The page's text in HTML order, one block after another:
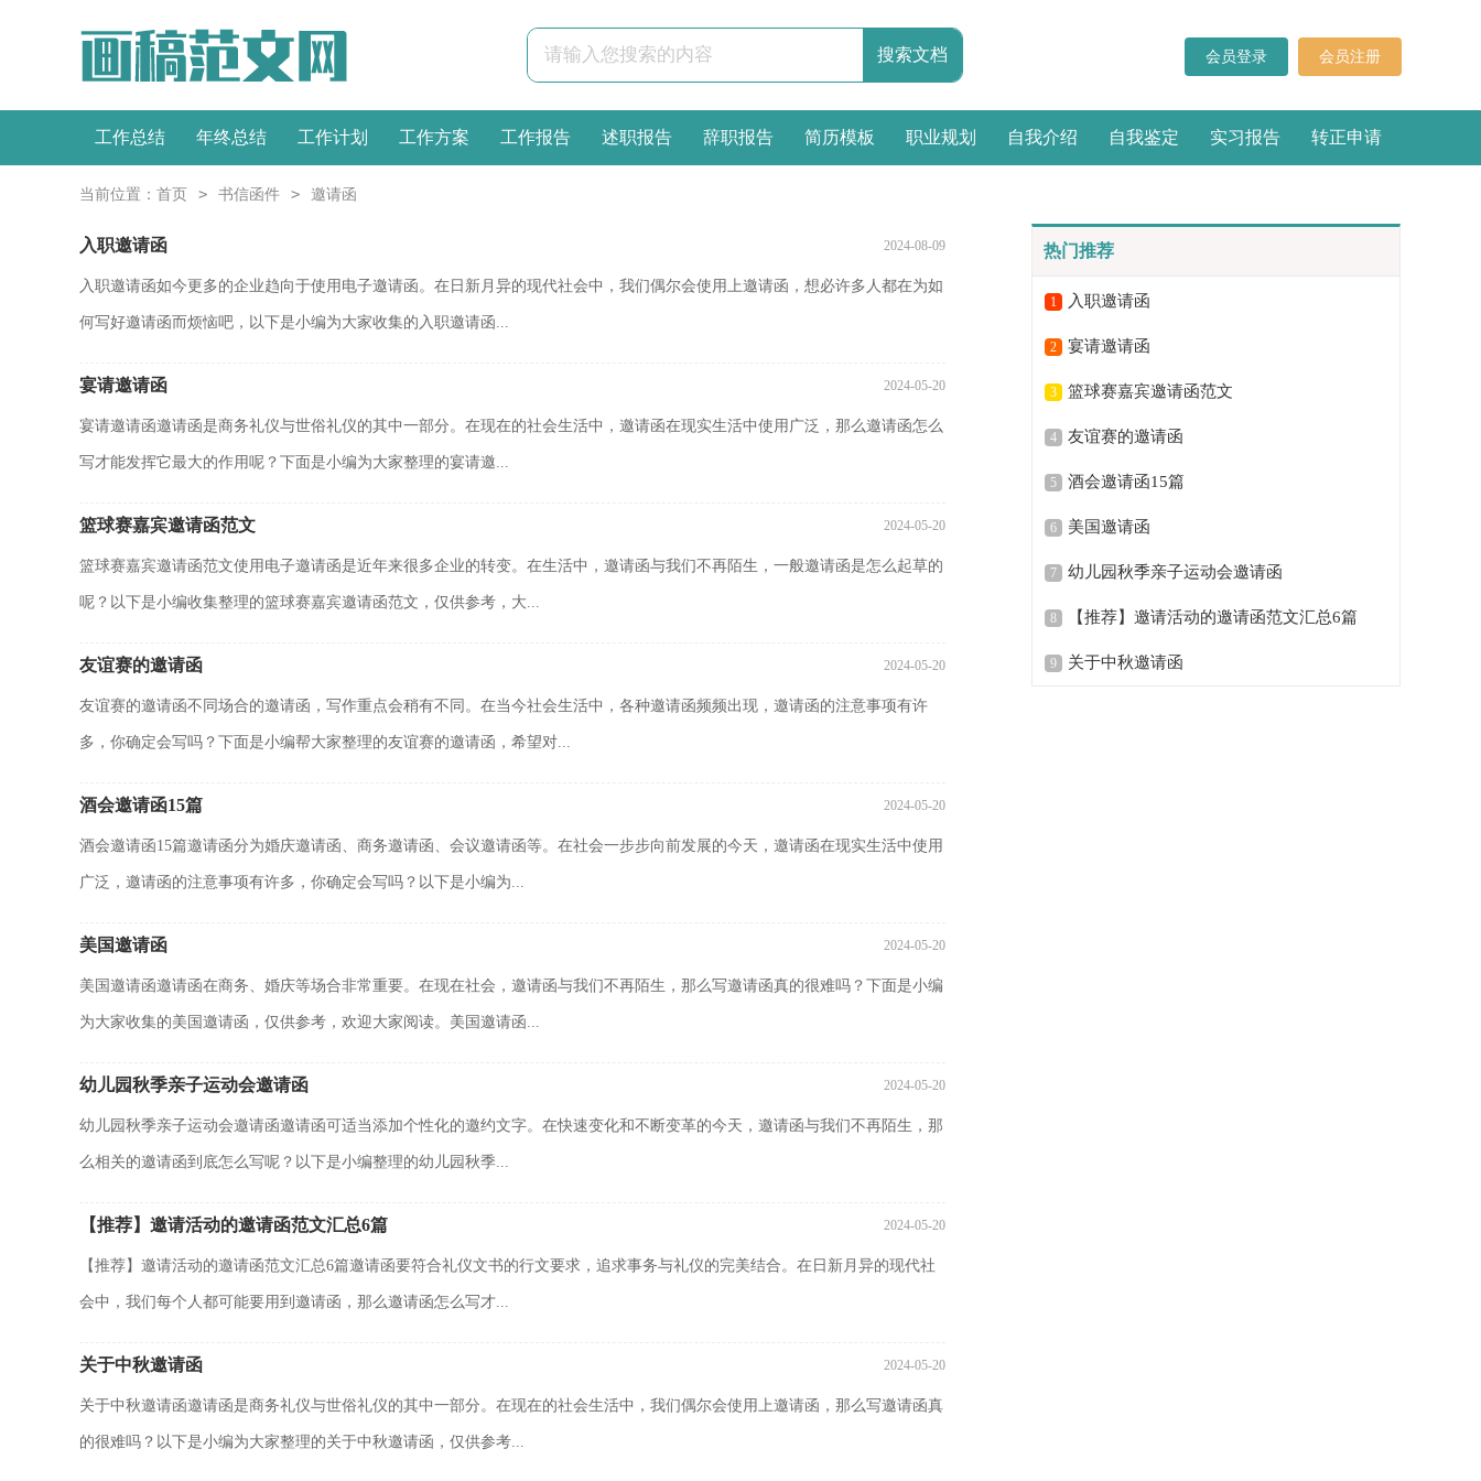
会员登录 会员注册
工作总结 年终总结 工作计划 工作方案 工作报告 述职报告 辞职报告 简历模板 职业规划 自我介绍 自我鉴定 实习报告 转正申请
当前位置： 首页 > 书信函件 > 邀请函
入职邀请函 2024-08-09
入职邀请函如今更多的企业趋向于使用电子邀请函。在日新月异的现代社会中，我们偶尔会使用上邀请函，想必许多人都在为如
何写好邀请函而烦恼吧，以下是小编为大家收集的入职邀请函...
宴请邀请函 2024-05-20
宴请邀请函邀请函是商务礼仪与世俗礼仪的其中一部分。在现在的社会生活中，邀请函在现实生活中使用广泛，那么邀请函怎么
写才能发挥它最大的作用呢？下面是小编为大家整理的宴请邀...
篮球赛嘉宾邀请函范文 2024-05-20
篮球赛嘉宾邀请函范文使用电子邀请函是近年来很多企业的转变。在生活中，邀请函与我们不再陌生，一般邀请函是怎么起草的
呢？以下是小编收集整理的篮球赛嘉宾邀请函范文，仅供参考，大...
友谊赛的邀请函 2024-05-20
友谊赛的邀请函不同场合的邀请函，写作重点会稍有不同。在当今社会生活中，各种邀请函频频出现，邀请函的注意事项有许
多，你确定会写吗？下面是小编帮大家整理的友谊赛的邀请函，希望对...
酒会邀请函15篇 2024-05-20
酒会邀请函15篇邀请函分为婚庆邀请函、商务邀请函、会议邀请函等。在社会一步步向前发展的今天，邀请函在现实生活中使用
广泛，邀请函的注意事项有许多，你确定会写吗？以下是小编为...
美国邀请函 2024-05-20
美国邀请函邀请函在商务、婚庆等场合非常重要。在现在社会，邀请函与我们不再陌生，那么写邀请函真的很难吗？下面是小编
为大家收集的美国邀请函，仅供参考，欢迎大家阅读。美国邀请函...
幼儿园秋季亲子运动会邀请函 2024-05-20
幼儿园秋季亲子运动会邀请函邀请函可适当添加个性化的邀约文字。在快速变化和不断变革的今天，邀请函与我们不再陌生，那
么相关的邀请函到底怎么写呢？以下是小编整理的幼儿园秋季...
【推荐】邀请活动的邀请函范文汇总6篇 2024-05-20
【推荐】邀请活动的邀请函范文汇总6篇邀请函要符合礼仪文书的行文要求，追求事务与礼仪的完美结合。在日新月异的现代社
会中，我们每个人都可能要用到邀请函，那么邀请函怎么写才...
关于中秋邀请函 2024-05-20
关于中秋邀请函邀请函是商务礼仪与世俗礼仪的其中一部分。在现在的社会生活中，我们偶尔会使用上邀请函，那么写邀请函真
的很难吗？以下是小编为大家整理的关于中秋邀请函，仅供参考...
热门推荐
1 入职邀请函
2 宴请邀请函
3 篮球赛嘉宾邀请函范文
4 友谊赛的邀请函
5 酒会邀请函15篇
6 美国邀请函
7 幼儿园秋季亲子运动会邀请函
8 【推荐】邀请活动的邀请函范文汇总6篇
9 关于中秋邀请函